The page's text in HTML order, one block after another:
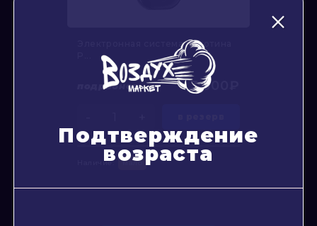
Электронная система никотина
подробнее 3 500₽
Наличие: мало
Подтверждение
возраста